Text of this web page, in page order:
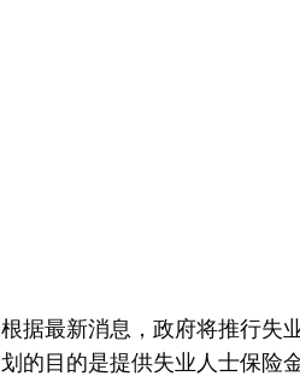
根据最新消息，政府将推行失
划的目的是提供失业人士保险